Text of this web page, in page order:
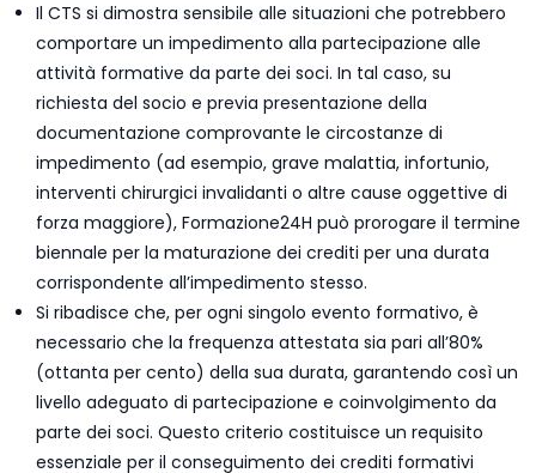
Il CTS si dimostra sensibile alle situazioni che potrebbero
comportare un impedimento alla partecipazione alle
attività formative da parte dei soci. In tal caso, su
richiesta del socio e previa presentazione della
documentazione comprovante le circostanze di
impedimento (ad esempio, grave malattia, infortunio,
interventi chirurgici invalidanti o altre cause oggettive di
forza maggiore), Formazione24H può prorogare il termine
biennale per la maturazione dei crediti per una durata
corrispondente all’impedimento stesso.
Si ribadisce che, per ogni singolo evento formativo, è
necessario che la frequenza attestata sia pari all’80%
(ottanta per cento) della sua durata, garantendo così un
livello adeguato di partecipazione e coinvolgimento da
parte dei soci. Questo criterio costituisce un requisito
essenziale per il conseguimento dei crediti formativi